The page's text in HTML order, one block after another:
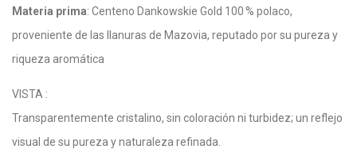
Materia prima: Centeno Dankowskie Gold 100 % polaco,
proveniente de las llanuras de Mazovia, reputado por su pureza y
riqueza aromática
VISTA :
Transparentemente cristalino, sin coloración ni turbidez; un reflejo
visual de su pureza y naturaleza refinada.